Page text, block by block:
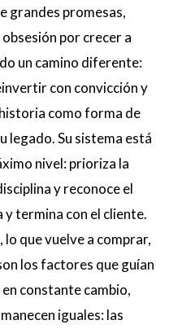
grandes promesas,
por crecer a
un camino diferente:
con convicción y
como forma de
legado. Su sistema está
nivel: prioriza la
y reconoce el
termina con el cliente.
lo que vuelve a comprar,
los factores que guían
en constante cambio,
iguales: las